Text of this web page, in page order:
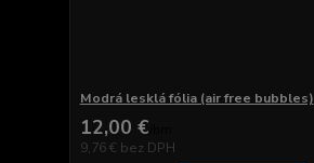
Modrá lesklá fólia (air free bubbles)
12,00 €
9,76 € bez DPH